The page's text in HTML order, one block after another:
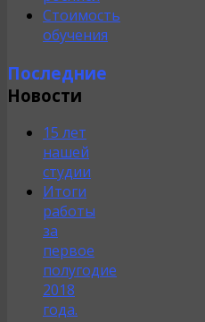
Стоимость
обучения
Последние
Новости
15 лет
нашей
студии
Итоги
работы
за
первое
полугодие
2018
года.